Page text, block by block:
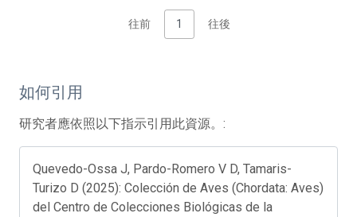
往前 1 往後
如何引用
研究者應依照以下指示引用此資源。:
Quevedo-Ossa J, Pardo-Romero V D, Tamaris-
Turizo D (2025): Colección de Aves (Chordata: Aves)
del Centro de Colecciones Biológicas de la